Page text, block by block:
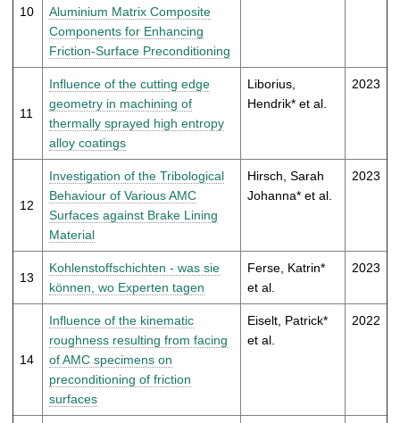
10
Aluminium Matrix Composite
Components for Enhancing
Friction-Surface Preconditioning
11
Influence of the cutting edge
geometry in machining of
thermally sprayed high entropy
alloy coatings
Liborius,
Hendrik* et al.
2023
12
Investigation of the Tribological
Behaviour of Various AMC
Surfaces against Brake Lining
Material
Hirsch, Sarah
Johanna* et al.
2023
13
Kohlenstoffschichten - was sie
können, wo Experten tagen
Ferse, Katrin*
et al.
2023
14
Influence of the kinematic
roughness resulting from facing
of AMC specimens on
preconditioning of friction
surfaces
Eiselt, Patrick*
et al.
2022